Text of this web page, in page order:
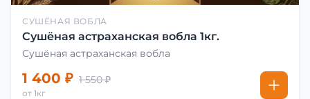
СУШЁНАЯ ВОБЛА
Сушёная астраханская вобла 1кг.
Сушёная астраханская вобла
1 400 ₽ 1 550 ₽
от 1кг